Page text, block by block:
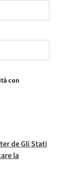
con
de Gli Stati
la